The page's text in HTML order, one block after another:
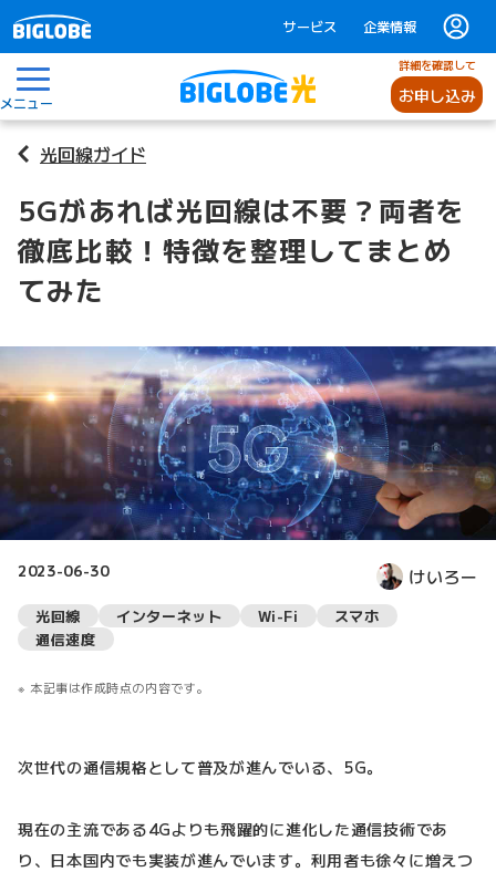
サービス 企業情報
メニュー
詳細を確認して
お申し込み
光回線ガイド
5Gがあれば光回線は不要？両者を
徹底比較！特徴を整理してまとめ
てみた
2023-06-30 けいろー
光回線 インターネット Wi-Fi
スマホ
通信速度
本記事は作成時点の内容です。
次世代の通信規格として普及が進んでいる、5G。
現在の主流である4Gよりも飛躍的に進化した通信技術であ
り、日本国内でも実装が進んでいます。利用者も徐々に増えつ